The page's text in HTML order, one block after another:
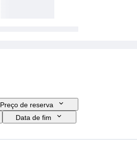
Preço de reserva
Data de fim